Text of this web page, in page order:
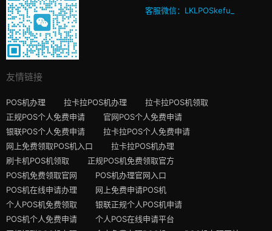
客服微信：LKLPOSkefu_
友情链接
POS机办理 拉卡拉POS机办理
拉卡拉POS机领取
正规POS个人免费申请
官网POS个人免费申请
银联POS个人免费申请
拉卡拉POS个人免费申请
网上免费领取POS机入口
拉卡拉POS机办理
刷卡机POS机领取
正规POS机免费领取官方
POS机免费领取官网
POS机办理官网入口
POS机在线申请办理
网上免费申请POS机
个人POS机免费领取
银联正规个人POS机申请
POS机个人免费申请
个人POS在线申请平台